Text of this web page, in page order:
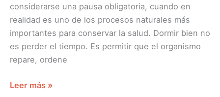
considerarse una pausa obligatoria, cuando en
realidad es uno de los procesos naturales más
importantes para conservar la salud. Dormir bien no
es perder el tiempo. Es permitir que el organismo
repare, ordene
Leer más »